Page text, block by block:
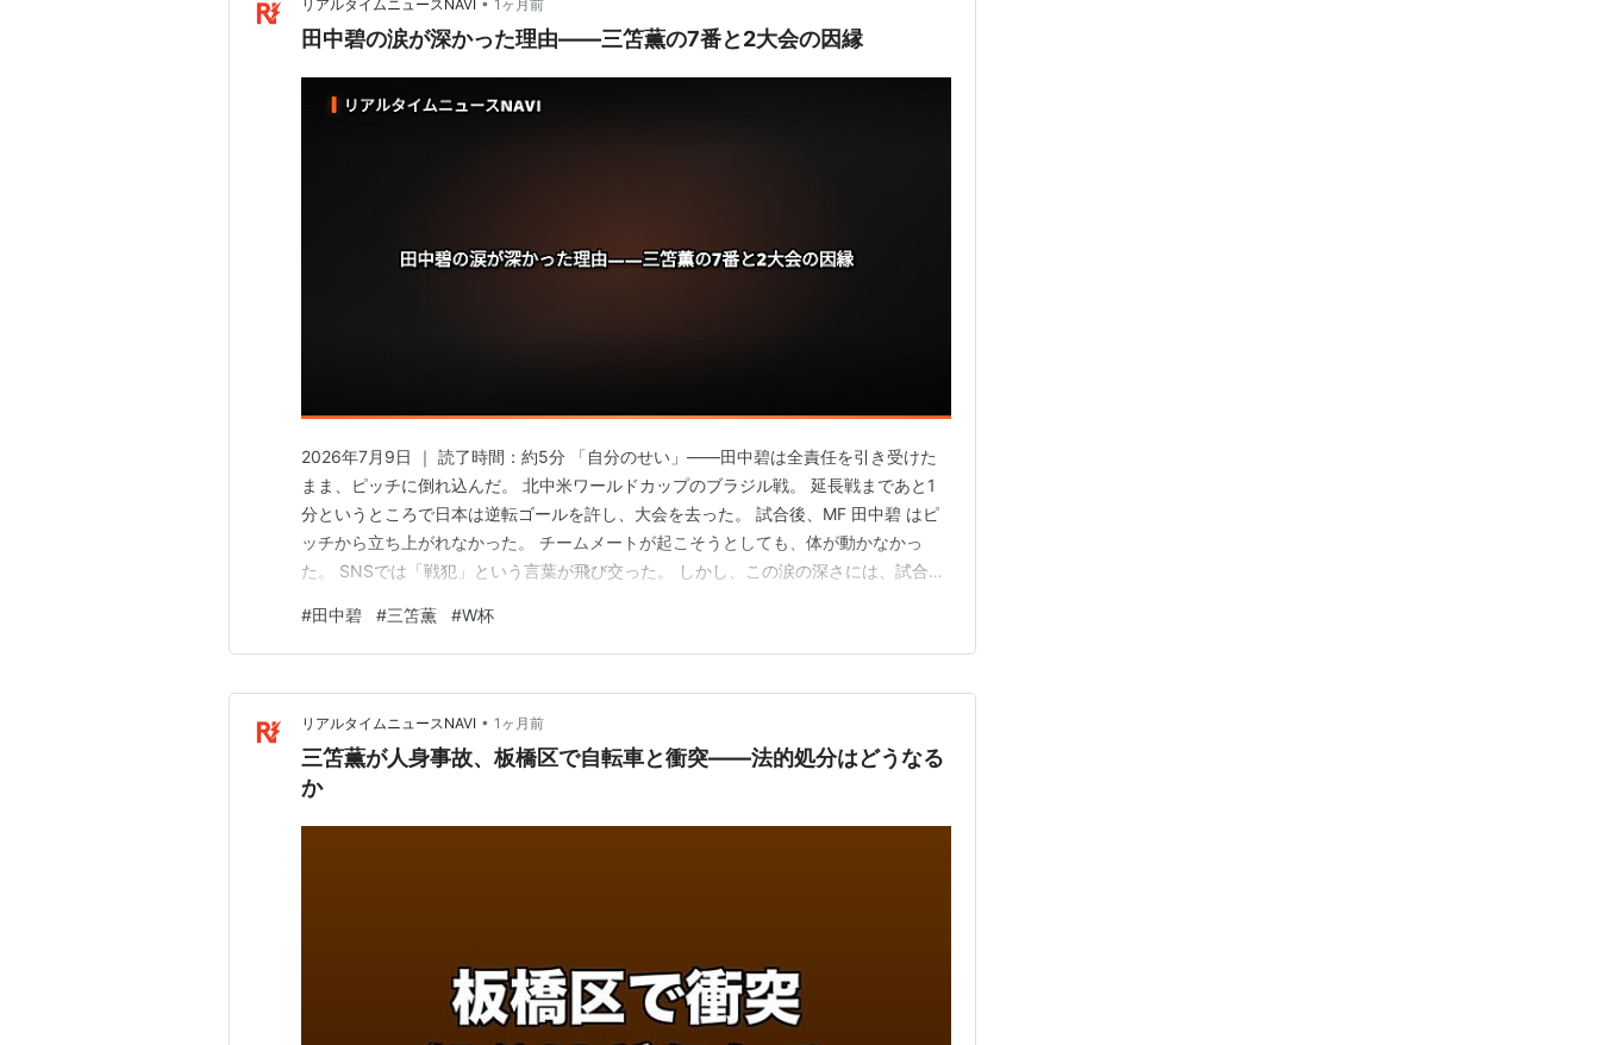
リアルタイムニュースNAVI 1ヶ月前
田中碧の涙が深かった理由——三笘薫の7番と2大会の因縁
2026年7月9日 ｜ 読了時間：約5分 「自分のせい」——田中碧は全責任を引き受けた
まま、ピッチに倒れ込んだ。 北中米ワールドカップのブラジル戦。 延長戦まであと1
分というところで日本は逆転ゴールを許し、大会を去った。 試合後、MF 田中碧 はピ
ッチから立ち上がれなかった。 チームメートが起こそうとしても、体が動かなかっ
た。 SNSでは「戦犯」という言葉が飛び交った。 しかし、この涙の深さには、試合の
逆の立場に立たされた田中に、何が起きていたのか。 この記事でわかること 田中碧は
本当に「戦犯」だったのか 「…
#田中碧 #三笘薫 #W杯
リアルタイムニュースNAVI • 1ヶ月前
三笘薫が人身事故、板橋区で自転車と衝突——法的処分はどうなる
か